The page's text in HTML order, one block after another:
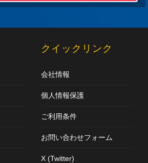
クイックリンク
会社情報
個人情報保護
ご利用条件
お問い合わせフォーム
X (Twitter)